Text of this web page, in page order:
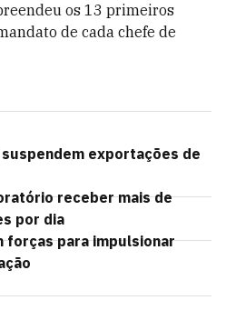
os 13 primeiros
de cada chefe de
suspendem exportações de
receber mais de
por dia
forças para impulsionar